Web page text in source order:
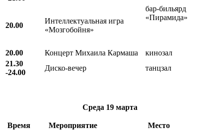
20.00
Интеллектуальная игра
«Мозгобойня»
бар-бильярд
«Пирамида»
20.00 Концерт Михаила Кармаша
кинозал
21.30
-24.00
Диско-вечер танцзал
Среда 19 марта
Время Мероприятие Место